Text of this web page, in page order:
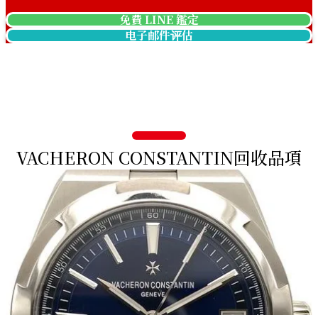
免費 LINE 鑑定
电子邮件评估
VACHERON CONSTANTIN回收品項